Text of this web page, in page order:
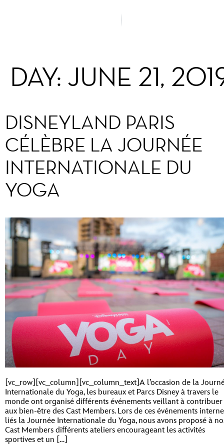
DAY: JUNE 21,
DISNEYLAND PARIS
CÉLÈBRE LA JOURNÉE
INTERNATIONALE DU
YOGA
[vc_row][vc_column][vc_column_text]A l’occasion de la
Internationale du Yoga, les bureaux et Parcs Disney à travers le
monde ont organisé différents événements veillant à contribuer
aux bien-être des Cast Members. Lors de ces événements
liés la Journée Internationale du Yoga, nous avons proposé à
Cast Members différents ateliers encourageant les activités
sportives et un […]